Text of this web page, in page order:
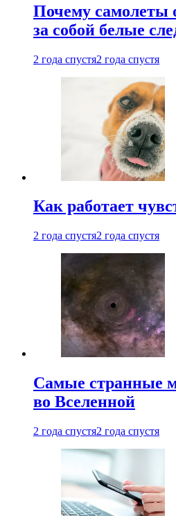
Почему самолеты
за собой белые
2 года спустя2 года спустя
Как работает
2 года спустя2 года спустя
Самые странные
во Вселенной
2 года спустя2 года спустя